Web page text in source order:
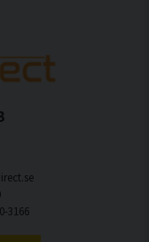
3166